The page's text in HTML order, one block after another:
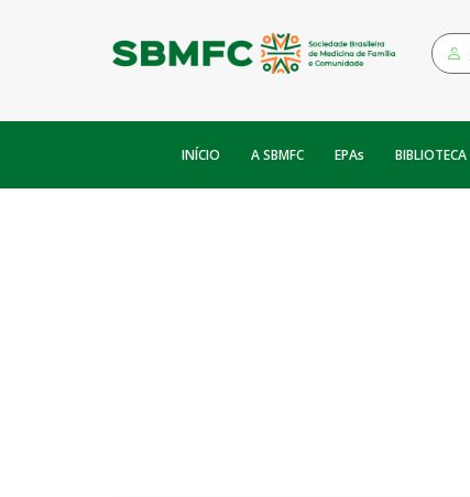
INÍCIO A SBMFC EPAs BIBLIOTECA